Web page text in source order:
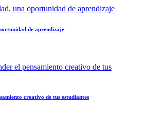
de aprendizaje
creativo de tus estudiantes